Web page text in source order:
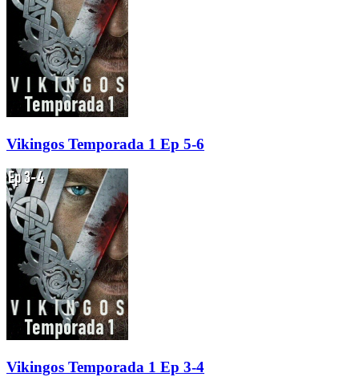
Vikingos Temporada 1 Ep 5-6
Vikingos Temporada 1 Ep 3-4